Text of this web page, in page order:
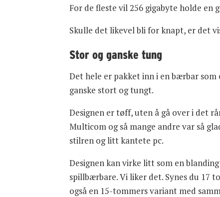
For de fleste vil 256 gigabyte holde en
Skulle det likevel bli for knapt, er det
Stor og ganske tung
Det hele er pakket inn i en bærbar
ganske stort og tungt.
Designen er tøff, uten å gå over i det
Multicom og så mange andre var så
stilren og litt kantete pc.
Designen kan virke litt som en
spillbærbare. Vi liker det. Synes du 17
også en 15-tommers variant med